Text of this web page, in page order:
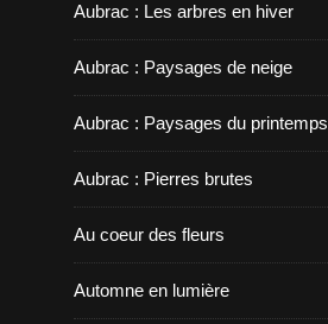
Aubrac : Les arbres en hiver
Aubrac : Paysages de neige
Aubrac : Paysages du printemps
Aubrac : Pierres brutes
Au coeur des fleurs
Automne en lumière